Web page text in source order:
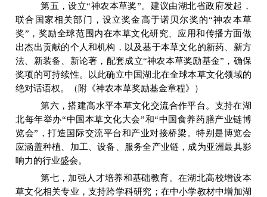
第五，设立“神农本草奖”。建议由湖北省政府发起，
联合国家相关部门，设立奖金高于诺贝尔奖的“神农本草
奖” ，奖励全球范围内在本草文化研究、应用和传播方面做
出杰出贡献的个人和机构 ，以及基于本草文化的新药、新方
法、新装备、新论著， 配套成立“神农本草奖励基金” ，确保
奖项的可持续性。以此确立中国湖北在全球本草文化领域的
绝对话语权。（附《神农本草奖励基金章程》）
第六，搭建高水平本草文化交流合作平台。支持在湖
北每年举办“中国本草文化大会”和“中国食养药膳产业链博
览会” ，打造国际交流平台和产业对接桥梁。特别是博览会
应涵盖种植、加工、设备、服务全产业链，成为亚洲最具影
响力的行业盛会。
第七，加强人才培养和基础教育。在湖北高校增设本
草文化相关专业，支持跨学科研究；在中小学教材中增加湖